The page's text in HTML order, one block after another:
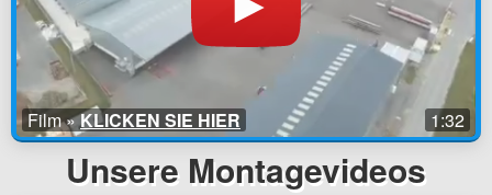
1:32
Film »KLICKEN SIE HIER
Unsere Montagevideos